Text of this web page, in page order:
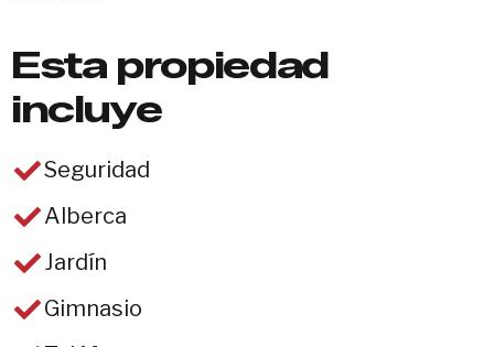
Esta propiedad
incluye
Seguridad
Alberca
Jardín
Gimnasio